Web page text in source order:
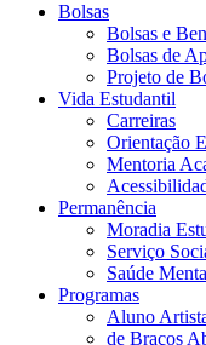
Bolsas
Bolsas e
Bolsas de
Projeto de
Vida Estudantil
Carreiras
Orientação
Mentoria
Permanência
Moradia
Serviço
Saúde
Programas
Aluno
de Braços